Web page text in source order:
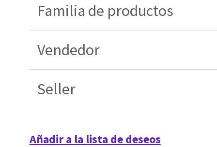
Familia de productos
Vendedor
Seller
Añadir a la lista de deseos